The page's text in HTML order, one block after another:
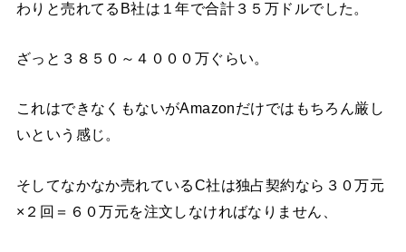
わりと売れてるB社は１年で合計３５万ドルでした。
ざっと３８５０～４０００万ぐらい。
これはできなくもないがAmazonだけではもちろん厳し
いという感じ。
そしてなかなか売れているC社は独占契約なら３０万元
×２回＝６０万元を注文しなければなりません、